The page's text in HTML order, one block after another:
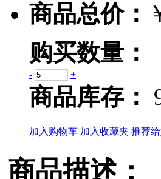
商品总价：
购买数量：
- +
商品库存：
加入购物车 加入收藏夹 推荐
商品描述：